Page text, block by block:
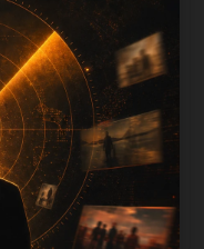
保证重要页面点击
时可按用户搜索路
同栏目还有哪些可继
否一致。每次新增
canonical、主题
既能被搜索引擎理